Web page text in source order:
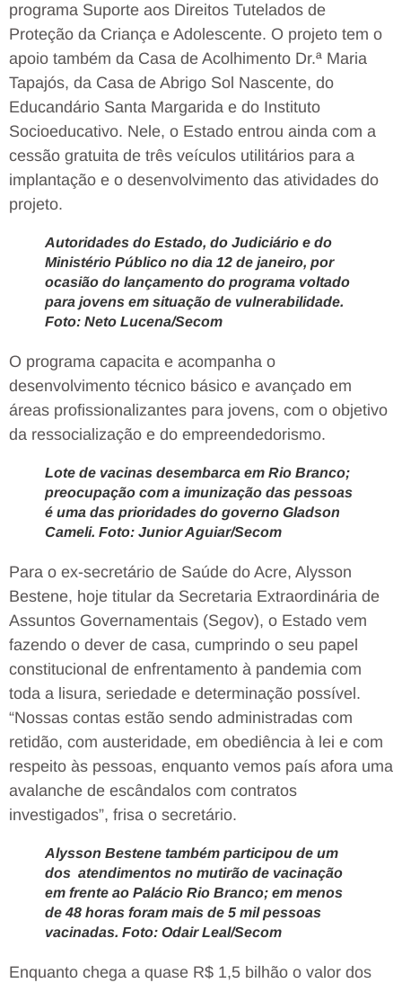
programa Suporte aos Direitos Tutelados de
Proteção da Criança e Adolescente. O projeto tem o
apoio também da Casa de Acolhimento Dr.ª Maria
Tapajós, da Casa de Abrigo Sol Nascente, do
Educandário Santa Margarida e do Instituto
Socioeducativo. Nele, o Estado entrou ainda com a
cessão gratuita de três veículos utilitários para a
implantação e o desenvolvimento das atividades do
projeto.
Autoridades do Estado, do Judiciário e do
Ministério Público no dia 12 de janeiro, por
ocasião do lançamento do programa voltado
para jovens em situação de vulnerabilidade.
Foto: Neto Lucena/Secom
O programa capacita e acompanha o
desenvolvimento técnico básico e avançado em
áreas profissionalizantes para jovens, com o objetivo
da ressocialização e do empreendedorismo.
Lote de vacinas desembarca em Rio Branco;
preocupação com a imunização das pessoas
é uma das prioridades do governo Gladson
Cameli. Foto: Junior Aguiar/Secom
Para o ex-secretário de Saúde do Acre, Alysson
Bestene, hoje titular da Secretaria Extraordinária de
Assuntos Governamentais (Segov), o Estado vem
fazendo o dever de casa, cumprindo o seu papel
constitucional de enfrentamento à pandemia com
toda a lisura, seriedade e determinação possível.
“Nossas contas estão sendo administradas com
retidão, com austeridade, em obediência à lei e com
respeito às pessoas, enquanto vemos país afora uma
avalanche de escândalos com contratos
investigados”, frisa o secretário.
Alysson Bestene também participou de um
dos atendimentos no mutirão de vacinação
em frente ao Palácio Rio Branco; em menos
de 48 horas foram mais de 5 mil pessoas
vacinadas. Foto: Odair Leal/Secom
Enquanto chega a quase R$ 1,5 bilhão o valor dos